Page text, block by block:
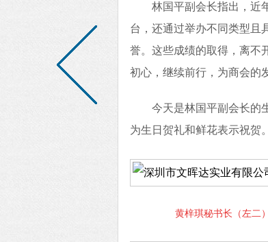
林国平副会长指出，近
台，还通过举办不同类型且
誉。这些成绩的取得，离不
初心，继续前行，为商会的
今天是林国平副会长的
为生日贺礼和鲜花表示祝贺。
黄梓琪秘书长（左二